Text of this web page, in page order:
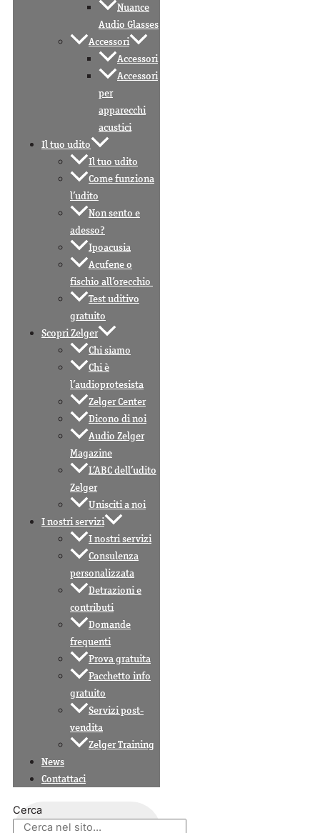
Nuance
Audio Glasses
Accessori
Accessori
Accessori
per
apparecchi
acustici
Il tuo udito
Il tuo udito
Come funziona
l’udito
Non sento e
adesso?
Ipoacusia
Acufene o
fischio all’orecchio
Test uditivo
gratuito
Scopri Zelger
Chi siamo
Chi è
l’audioprotesista
Zelger Center
Dicono di noi
Audio Zelger
Magazine
L’ABC dell’udito
Zelger
Unisciti a noi
I nostri servizi
I nostri servizi
Consulenza
personalizzata
Detrazioni e
contributi
Domande
frequenti
Prova gratuita
Pacchetto info
gratuito
Servizi post-
vendita
Zelger Training
News
Contattaci
Cerca